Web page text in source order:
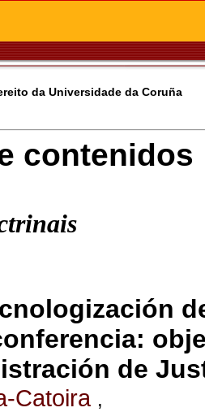
da Universidade da Coruña
contenidos
de
Catoira ,